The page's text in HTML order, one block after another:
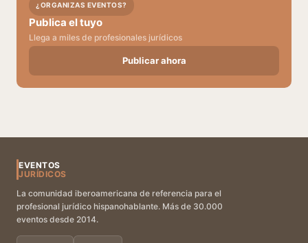
¿ORGANIZAS EVENTOS?
Publica el tuyo
Llega a miles de profesionales jurídicos
Publicar ahora
EVENTOS
JURÍDICOS
La comunidad iberoamericana de referencia para el
profesional jurídico hispanohablante. Más de 30.000
eventos desde 2014.